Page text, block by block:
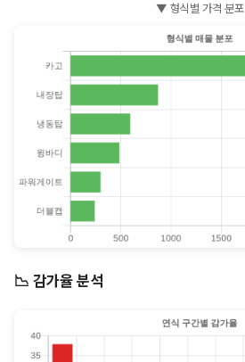
▼ 형식별 가격 분포
📉 감가율 분석